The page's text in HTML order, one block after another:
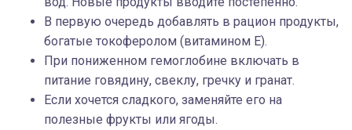
В первую очередь добавлять в рацион продукты,
богатые токоферолом (витамином Е).
При пониженном гемоглобине включать в
питание говядину, свеклу, гречку и гранат.
Если хочется сладкого, заменяйте его на
полезные фрукты или ягоды.